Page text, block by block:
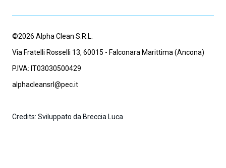
©2026 Alpha Clean S.R.L.
Via Fratelli Rosselli 13, 60015 - Falconara Marittima (Ancona)
P.IVA: IT03030500429
alphacleansrl@pec.it
Credits: Sviluppato da Breccia Luca